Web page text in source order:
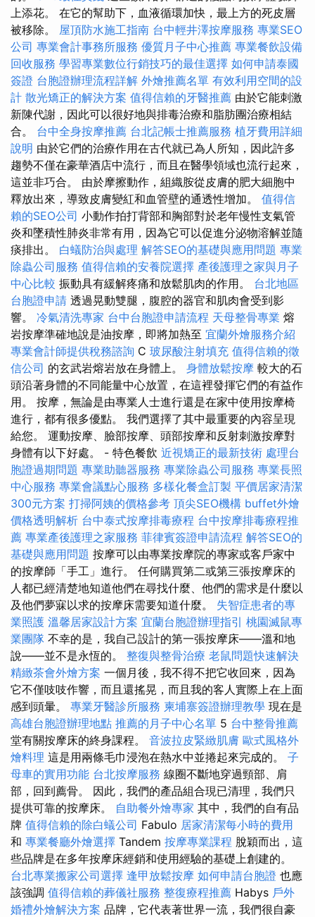
上添花。 在它的幫助下，血液循環加快，最上方的死皮層
被移除。 屋頂防水施工指南 台中輕井澤按摩服務 專業SEO
公司 專業會計事務所服務 優質月子中心推薦 專業餐飲設備
回收服務 學習專業數位行銷技巧的最佳選擇 如何申請泰國
簽證 台胞證辦理流程詳解 外燴推薦名單 有效利用空間的設
計 散光矯正的解決方案 值得信賴的牙醫推薦 由於它能刺激
新陳代謝，因此可以很好地與排毒治療和脂肪團治療相結
合。 台中全身按摩推薦 台北記帳士推薦服務 植牙費用詳細
說明 由於它們的治療作用在古代就已為人所知，因此許多
趨勢不僅在豪華酒店中流行，而且在醫學領域也流行起來，
這並非巧合。 由於摩擦動作，組織胺從皮膚的肥大細胞中
釋放出來，導致皮膚變紅和血管壁的通透性增加。 值得信
賴的SEO公司 小動作拍打背部和胸部對於老年慢性支氣管
炎和墜積性肺炎非常有用，因為它可以促進分泌物溶解並隨
痰排出。 白蟻防治與處理 解答SEO的基礎與應用問題 專業
除蟲公司服務 值得信賴的安養院選擇 產後護理之家與月子
中心比較 振動具有緩解疼痛和放鬆肌肉的作用。 台北地區
台胞證申請 透過晃動雙腿，腹腔的器官和肌肉會受到影
響。 冷氣清洗專家 台中台胞證申請流程 天母整骨專業 熔
岩按摩準確地說是油按摩，即將加熱至 宜蘭外燴服務介紹
專業會計師提供稅務諮詢 C 玻尿酸注射填充 值得信賴的徵
信公司 的玄武岩熔岩放在身體上。 身體放鬆按摩 較大的石
頭沿著身體的不同能量中心放置，在這裡發揮它們的有益作
用。 按摩，無論是由專業人士進行還是在家中使用按摩椅
進行，都有很多優點。 我們選擇了其中最重要的內容呈現
給您。 運動按摩、臉部按摩、頭部按摩和反射刺激按摩對
身體有以下好處。 - 特色餐飲 近視矯正的最新技術 處理台
胞證過期問題 專業助聽器服務 專業除蟲公司服務 專業長照
中心服務 專業會議點心服務 多樣化餐盒訂製 平價居家清潔
300元方案 打掃阿姨的價格參考 頂尖SEO機構 buffet外燴
價格透明解析 台中泰式按摩排毒療程 台中按摩排毒療程推
薦 專業產後護理之家服務 菲律賓簽證申請流程 解答SEO的
基礎與應用問題 按摩可以由專業按摩院的專家或客戶家中
的按摩師「手工」進行。 任何購買第二或第三張按摩床的
人都已經清楚地知道他們在尋找什麼、他們的需求是什麼以
及他們夢寐以求的按摩床需要知道什麼。 失智症患者的專
業照護 溫馨居家設計方案 宜蘭台胞證辦理指引 桃園滅鼠專
業團隊 不幸的是，我自己設計的第一張按摩床——溫和地
說——並不是永恆的。 整復與整骨治療 老鼠問題快速解決
精緻茶會外燴方案 一個月後，我不得不把它收回來，因為
它不僅吱吱作響，而且還搖晃，而且我的客人實際上在上面
感到頭暈。 專業牙醫診所服務 柬埔寨簽證辦理教學 現在是
高雄台胞證辦理地點 推薦的月子中心名單 5 台中整骨推薦
堂有關按摩床的終身課程。 音波拉皮緊緻肌膚 歐式風格外
燴料理 這是用兩條毛巾浸泡在熱水中並捲起來完成的。 子
母車的實用功能 台北按摩服務 線圈不斷地穿過頸部、肩
部，回到薦骨。 因此，我們的產品組合現已清理，我們只
提供可靠的按摩床。 自助餐外燴專家 其中，我們的自有品
牌 值得信賴的除白蟻公司 Fabulo 居家清潔每小時的費用
和 專業餐廳外燴選擇 Tandem 按摩專業課程 脫穎而出，這
些品牌是在多年按摩床經銷和使用經驗的基礎上創建的。
台北專業搬家公司選擇 逢甲放鬆按摩 如何申請台胞證 也應
該強調 值得信賴的葬儀社服務 整復療程推薦 Habys 戶外
婚禮外燴解決方案 品牌，它代表著世界一流，我們很自豪